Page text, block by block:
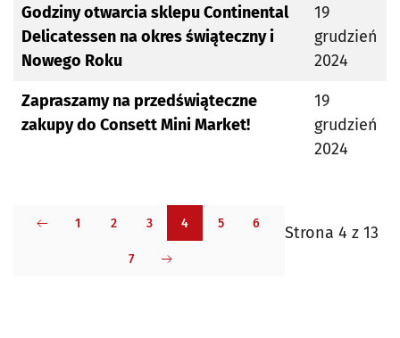
Godziny otwarcia sklepu Continental
Delicatessen na okres świąteczny i
Nowego Roku
19
grudzień
2024
Zapraszamy na przedświąteczne
zakupy do Consett Mini Market!
19
grudzień
2024
Strona 4 z 13
1 2 3 4 5 6
7